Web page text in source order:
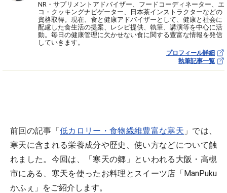
NR・サプリメントアドバイザー、フードコーディネーター、エ
コ・クッキングナビゲーター、日本茶インストラクターなどの
資格取得。現在、食と健康アドバイザーとして、健康と社会に
配慮した食生活の提案、レシピ提供、執筆、講演等を中心に活
動。毎日の健康管理に欠かせない食に関する豊富な情報を発信
していきます。
プロフィール詳細
執筆記事一覧
前回の記事「低カロリー・食物繊維豊富な寒天 」では、
寒天に含まれる栄養成分や歴史、使い方などについて触
れました。今回は、「寒天の郷」といわれる大阪・高槻
市にある、寒天を使ったお料理とスイーツ店「ManPuku
かふぇ」をご紹介します。